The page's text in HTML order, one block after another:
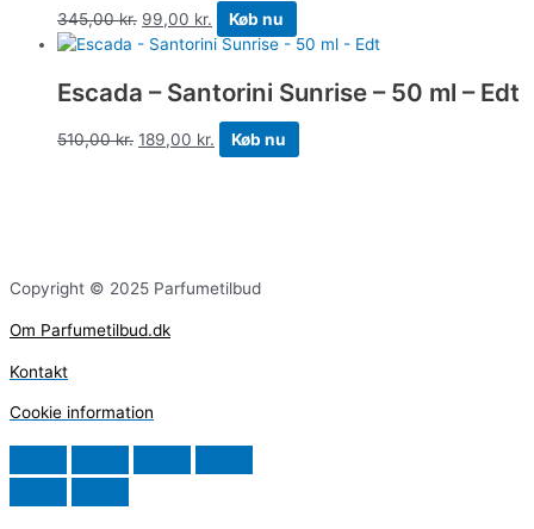
345,00kr. 99,00 kr. Køb nu
Escada – Santorini Sunrise – 50 ml – Edt
510,00kr. 189,00 kr. Køb nu
Copyright © 2025 Parfumetilbud
Om Parfumetilbud.dk
Kontakt
Cookie information